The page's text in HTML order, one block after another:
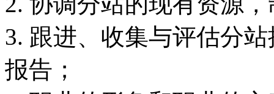
3. 跟进、收集与评估分
报告；